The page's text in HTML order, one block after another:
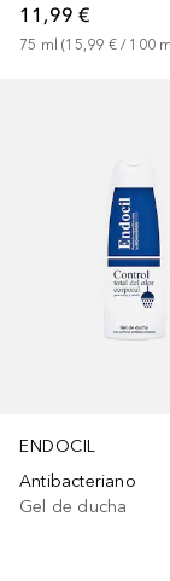
11,99 €
75 ml (15,99 € / 100
ENDOCIL
Antibacteriano
Gel de ducha